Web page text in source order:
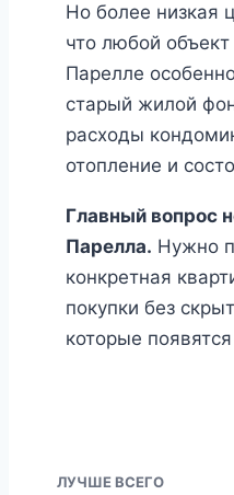
Но более низкая
что любой
Парелле
старый жилой
расходы
отопление и
Главный вопрос
Парелла. Нужно
конкретная
покупки без
которые
ЛУЧШЕ ВСЕГО